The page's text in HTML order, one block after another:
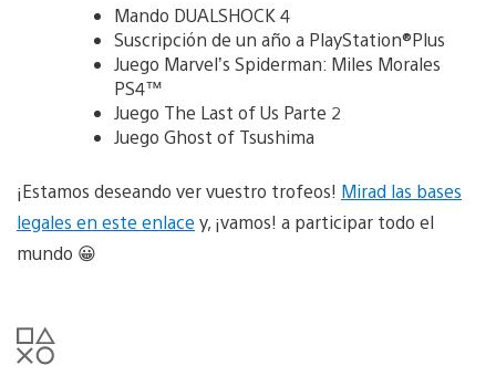
Mando DUALSHOCK 4
Suscripción de un año a PlayStation®Plus
Juego Marvel’s Spiderman: Miles Morales
PS4™
Juego The Last of Us Parte 2
Juego Ghost of Tsushima
¡Estamos deseando ver vuestro trofeos! Mirad las bases
legales en este enlace y, ¡vamos! a participar todo el
mundo 😀